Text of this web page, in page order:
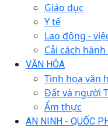
Giáo dục
Y tế
Lao động -
Cải cách
VĂN HÓA
Tinh hoa văn
Đất và người
Ẩm thực
AN NINH - QUỐC